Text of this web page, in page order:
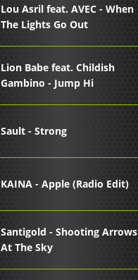
Lou Asril feat. AVEC - When
The Lights Go Out
Lion Babe feat. Childish
Gambino - Jump Hi
Sault - Strong
KAINA - Apple (Radio Edit)
Santigold - Shooting Arrows
At The Sky